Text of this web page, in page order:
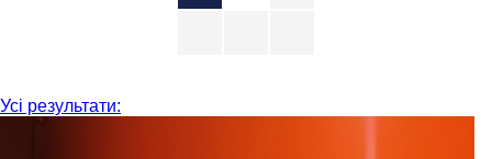
Усі результати: